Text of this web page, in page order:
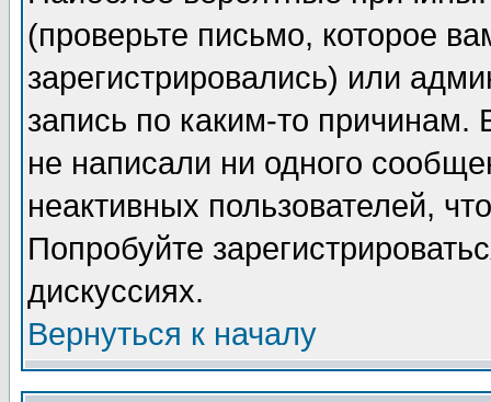
(проверьте письмо, которое
зарегистрировались) или
запись по каким-то
не написали ни одного
неактивных пользователей,
Попробуйте
дискуссиях.
Вернуться к началу